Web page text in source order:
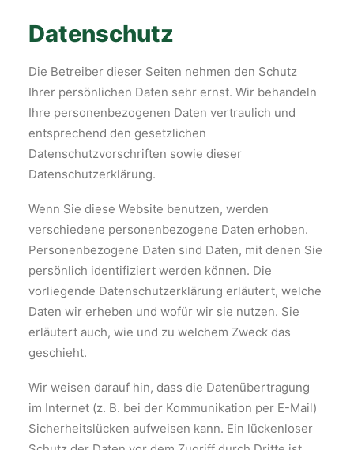
Datenschutz
Die Betreiber dieser Seiten nehmen den Schutz
Ihrer persönlichen Daten sehr ernst. Wir behandeln
Ihre personenbezogenen Daten vertraulich und
entsprechend den gesetzlichen
Datenschutzvorschriften sowie dieser
Datenschutzerklärung.
Wenn Sie diese Website benutzen, werden
verschiedene personenbezogene Daten erhoben.
Personenbezogene Daten sind Daten, mit denen Sie
persönlich identifiziert werden können. Die
vorliegende Datenschutzerklärung erläutert, welche
Daten wir erheben und wofür wir sie nutzen. Sie
erläutert auch, wie und zu welchem Zweck das
geschieht.
Wir weisen darauf hin, dass die Datenübertragung
im Internet (z. B. bei der Kommunikation per E-Mail)
Sicherheitslücken aufweisen kann. Ein lückenloser